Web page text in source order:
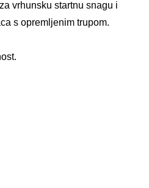
vrhunsku startnu snagu i
s opremljenim trupom.​